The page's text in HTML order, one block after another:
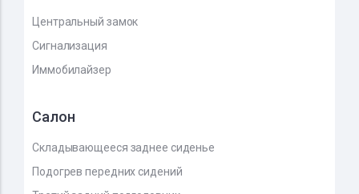
Центральный замок
Сигнализация
Иммобилайзер
Салон
Складывающееся заднее сиденье
Подогрев передних сидений